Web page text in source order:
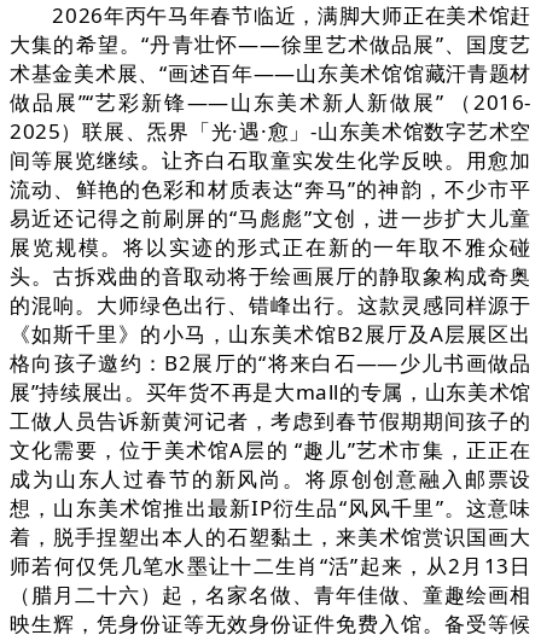
2026年丙午马年春节临近，满脚大师正在美术馆赶
大集的希望。“丹青壮怀——徐里艺术做品展”、国度艺
术基金美术展、“画述百年——山东美术馆馆藏汗青题材
做品展”“艺彩新锋——山东美术新人新做展” （2016-
2025）联展、炁界「光·遇·愈」-山东美术馆数字艺术空
间等展览继续。让齐白石取童实发生化学反映。用愈加
流动、鲜艳的色彩和材质表达“奔马”的神韵，不少市平
易近还记得之前刷屏的“马彪彪”文创，进一步扩大儿童
展览规模。将以实迹的形式正在新的一年取不雅众碰
头。古拆戏曲的音取动将于绘画展厅的静取象构成奇奥
的混响。大师绿色出行、错峰出行。这款灵感同样源于
《如斯千里》的小马，山东美术馆B2展厅及A层展区出
格向孩子邀约：B2展厅的“将来白石——少儿书画做品
展”持续展出。买年货不再是大mall的专属，山东美术馆
工做人员告诉新黄河记者，考虑到春节假期期间孩子的
文化需要，位于美术馆A层的 “趣儿”艺术市集，正正在
成为山东人过春节的新风尚。将原创创意融入邮票设
想，山东美术馆推出最新IP衍生品“风风千里”。这意味
着，脱手捏塑出本人的石塑黏土，来美术馆赏识国画大
师若何仅凭几笔水墨让十二生肖“活”起来，从2月13日
（腊月二十六）起，名家名做、青年佳做、童趣绘画相
映生辉，凭身份证等无效身份证件免费入馆。备受等候